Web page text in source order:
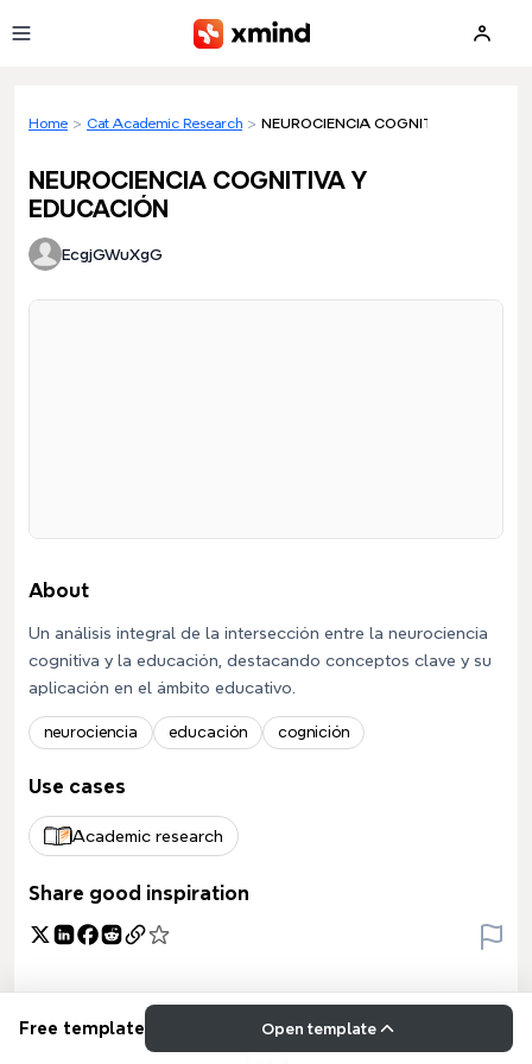
Home > Cat Academic Research > NEUROCIENCIA COGNITIVA Y
NEUROCIENCIA COGNITIVA Y
EDUCACIÓN
EcgjGWuXgG
About
Un análisis integral de la intersección entre la neurociencia
cognitiva y la educación, destacando conceptos clave y su
aplicación en el ámbito educativo.
neurociencia educación cognición
Use cases
Academic research
Share good inspiration
Free template Open template